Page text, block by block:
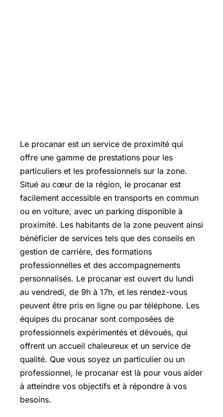
Le procanar est un service de proximité qui
offre une gamme de prestations pour les
particuliers et les professionnels sur la zone.
Situé au cœur de la région, le procanar est
facilement accessible en transports en commun
ou en voiture, avec un parking disponible à
proximité. Les habitants de la zone peuvent ainsi
bénéficier de services tels que des conseils en
gestion de carrière, des formations
professionnelles et des accompagnements
personnalisés. Le procanar est ouvert du lundi
au vendredi, de 9h à 17h, et les rendez-vous
peuvent être pris en ligne ou par téléphone. Les
équipes du procanar sont composées de
professionnels expérimentés et dévoués, qui
offrent un accueil chaleureux et un service de
qualité. Que vous soyez un particulier ou un
professionnel, le procanar est là pour vous aider
à atteindre vos objectifs et à répondre à vos
besoins.